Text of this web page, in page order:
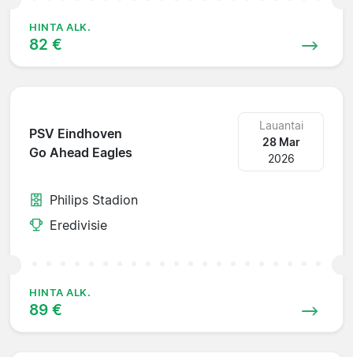
HINTA ALK.
82 €
PSV Eindhoven
Go Ahead Eagles
Lauantai
28 Mar
2026
Philips Stadion
Eredivisie
HINTA ALK.
89 €